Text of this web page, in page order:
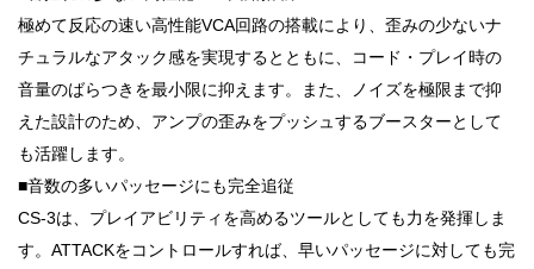
極めて反応の速い高性能VCA回路の搭載により、歪みの少ないナ
チュラルなアタック感を実現するとともに、コード・プレイ時の
音量のばらつきを最小限に抑えます。また、ノイズを極限まで抑
えた設計のため、アンプの歪みをプッシュするブースターとして
も活躍します。
■音数の多いパッセージにも完全追従
CS-3は、プレイアビリティを高めるツールとしても力を発揮しま
す。ATTACKをコントロールすれば、早いパッセージに対しても完